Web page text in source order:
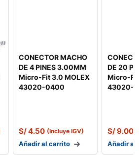
CONECTOR MACHO
DE 4 PINES 3.00MM
Micro-Fit 3.0 MOLEX
43020-0400
S/4.50 (Incluye IGV)
Añadir al carrito
DE 20
Micro-Fit
43020-
S/9.00
Añadir al